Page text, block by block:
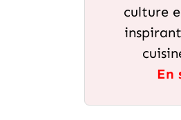
culture
En